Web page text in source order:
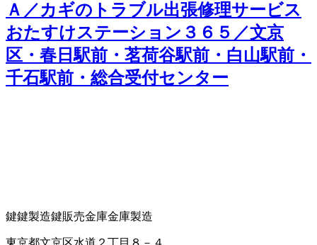
Ａ／カギのトラブル出張修理サービス
おたすけステーション３６５／文京
区・春日駅前・茗荷谷駅前・白山駅前・
千石駅前・総合受付センター
鍵鍵製造鍵販売金庫金庫製造
東京都文京区水道２丁目８－４